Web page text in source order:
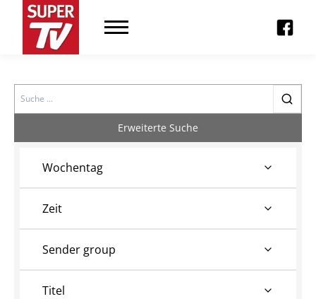
Search
Erweiterte Suche
Wochentag
Zeit
Sender group
Titel